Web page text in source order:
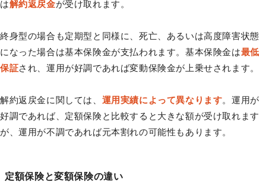
は解約返戻金が受け取れます。
終身型の場合も定期型と同様に、死亡、あるいは高度障害状態
になった場合は基本保険金が支払われます。基本保険金は最低
保証され、運用が好調であれば変動保険金が上乗せされます。
解約返戻金に関しては、 運用実績によって異なります。運用が
好調であれば、定額保険と比較すると大きな額が受け取れます
が、運用が不調であれば元本割れの可能性もあります。
定額保険と変額保険の違い